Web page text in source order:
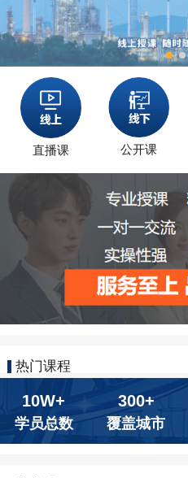
直播课 公开课
热门课程
10W+
学员总数
300+
覆盖城市